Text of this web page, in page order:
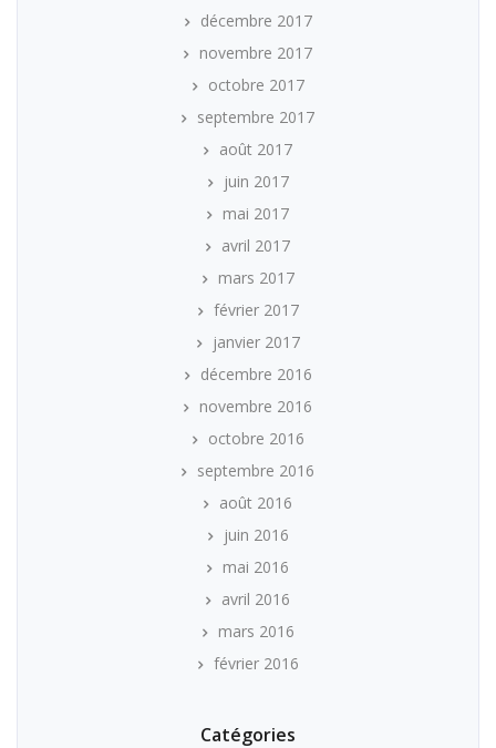
décembre 2017
novembre 2017
octobre 2017
septembre 2017
août 2017
juin 2017
mai 2017
avril 2017
mars 2017
février 2017
janvier 2017
décembre 2016
novembre 2016
octobre 2016
septembre 2016
août 2016
juin 2016
mai 2016
avril 2016
mars 2016
février 2016
Catégories